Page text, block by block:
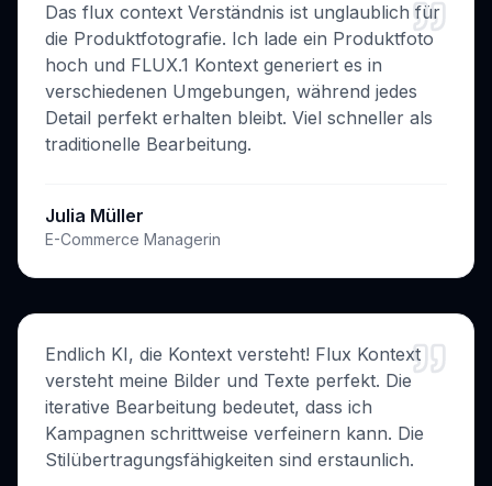
Das flux context Verständnis ist unglaublich für
die Produktfotografie. Ich lade ein Produktfoto
hoch und FLUX.1 Kontext generiert es in
verschiedenen Umgebungen, während jedes
Detail perfekt erhalten bleibt. Viel schneller als
traditionelle Bearbeitung.
Julia Müller
E-Commerce Managerin
Endlich KI, die Kontext versteht! Flux Kontext
versteht meine Bilder und Texte perfekt. Die
iterative Bearbeitung bedeutet, dass ich
Kampagnen schrittweise verfeinern kann. Die
Stilübertragungsfähigkeiten sind erstaunlich.